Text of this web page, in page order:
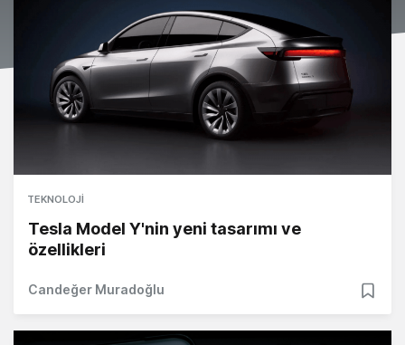
TEKNOLOJI
Tesla Model Y'nin yeni tasarımı ve
özellikleri
Candeğer Muradoğlu